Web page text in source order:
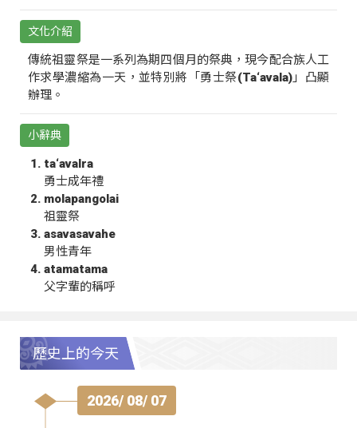
文化介紹
傳統祖靈祭是一系列為期四個月的祭典，現今配合族人工
作求學濃縮為一天，並特別將「勇士祭(Ta‘avala)」凸顯
辦理。
小辭典
ta‘avalra
勇士成年禮
molapangolai
祖靈祭
asavasavahe
男性青年
atamatama
父字輩的稱呼
歷史上的今天
2026/ 08/ 07